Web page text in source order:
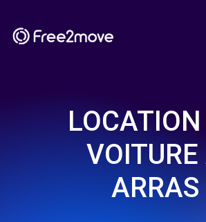
LOCATION
VOITURE
ARRAS